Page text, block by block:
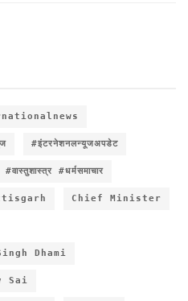
#इंटरनेशनलन्यूजअपडेट
#वास्तुशास्त्र #धर्मसमाचार
Chief Minister
Dhami
Sai